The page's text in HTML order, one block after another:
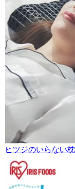
ヒツジのいらない枕